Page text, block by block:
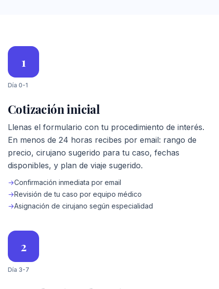
1
Día 0-1
Cotización inicial
Llenas el formulario con tu procedimiento de interés.
En menos de 24 horas recibes por email: rango de
precio, cirujano sugerido para tu caso, fechas
disponibles, y plan de viaje sugerido.
→Confirmación inmediata por email
→Revisión de tu caso por equipo médico
→Asignación de cirujano según especialidad
2
Día 3-7